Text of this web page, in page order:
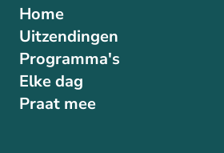
Home
Uitzendingen
Programma's
Elke dag
Praat mee